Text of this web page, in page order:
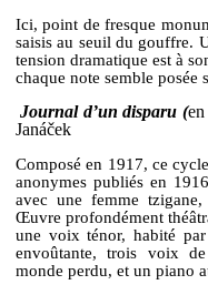
Ici, point de fresque
saisis au seuil du gouffre.
tension dramatique est à
chaque note semble
Journal d’un disparu (en
Janáček
Composé en 1917, ce
anonymes publiés en
avec une femme
Œuvre profondément
une voix ténor, habité
envoûtante, trois voix
monde perdu, et un piano